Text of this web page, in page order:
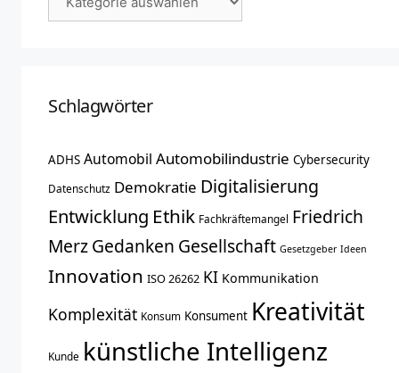
Schlagwörter
ADHS Automobil Automobilindustrie Cybersecurity
Datenschutz Demokratie Digitalisierung
Entwicklung Ethik Fachkräftemangel Friedrich
MerzGedanken Gesellschaft Gesetzgeber Ideen
Innovation ISO 26262 KI Kommunikation
Komplexität Konsum Konsument Kreativität
Kunde künstliche Intelligenz